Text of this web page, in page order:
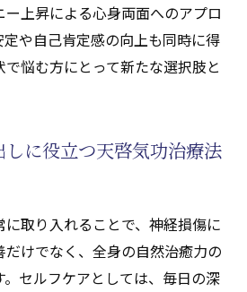
上昇による心身両面へのアプロ
や自己肯定感の向上も同時に得
悩む方にとって新たな選択肢と
しに役立つ天啓気功治療法
取り入れることで、神経損傷に
だけでなく、全身の自然治癒力の
セルフケアとしては、毎日の深